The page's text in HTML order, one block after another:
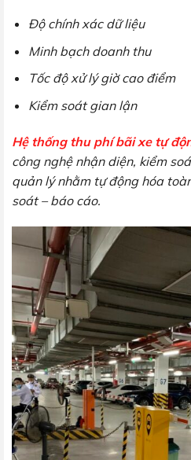
Độ chính xác dữ liệu
Minh bạch doanh thu
Tốc độ xử lý giờ cao điểm
Kiểm soát gian lận
Hệ thống thu phí bãi xe tự
công nghệ nhận diện, kiểm
quản lý nhằm tự động hóa
soát – báo cáo.